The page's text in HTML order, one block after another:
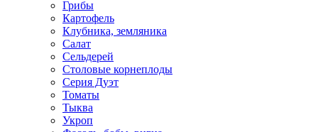
Грибы
Картофель
Клубника, земляника
Салат
Сельдерей
Столовые корнеплоды
Серия Дуэт
Томаты
Тыква
Укроп